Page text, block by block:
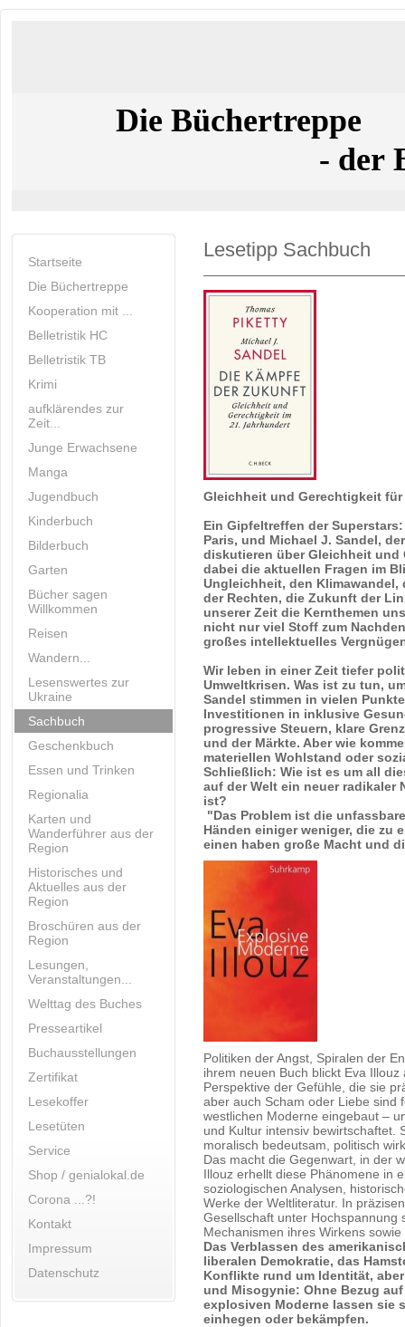
Die Büchertreppe
- der
Startseite
Die Büchertreppe
Kooperation mit ...
Belletristik HC
Belletristik TB
Krimi
aufklärendes zur
Zeit...
Junge Erwachsene
Manga
Jugendbuch
Kinderbuch
Bilderbuch
Garten
Bücher sagen
Willkommen
Reisen
Wandern...
Lesenswertes zur
Ukraine
Sachbuch
Geschenkbuch
Essen und Trinken
Regionalia
Karten und
Wanderführer aus der
Region
Historisches und
Aktuelles aus der
Region
Broschüren aus der
Region
Lesungen,
Veranstaltungen...
Welttag des Buches
Presseartikel
Buchausstellungen
Zertifikat
Lesekoffer
Lesetüten
Service
Shop / genialokal.de
Corona ...?!
Kontakt
Impressum
Datenschutz
Lesetipp Sachbuch
Gleichheit und Gerechtigkeit
Ein Gipfeltreffen der
Paris, und Michael J. Sandel,
diskutieren über Gleichheit und
dabei die aktuellen Fragen im
Ungleichheit, den
der Rechten, die Zukunft der
unserer Zeit die Kernthemen
nicht nur viel Stoff zum
großes intellektuelles
Wir leben in einer Zeit tiefer
Umweltkrisen. Was ist zu tun,
Sandel stimmen in vielen
Investitionen in inklusive
progressive Steuern, klare
und der Märkte. Aber wie
materiellen Wohlstand oder
Schließlich: Wie ist es um all
auf der Welt ein neuer radikaler
ist?
"Das Problem ist die
Händen einiger weniger, die zu
einen haben große Macht und
Politiken der Angst, Spiralen der
ihrem neuen Buch blickt Eva
Perspektive der Gefühle, die sie
aber auch Scham oder Liebe sind
westlichen Moderne eingebaut –
und Kultur intensiv bewirtschaftet.
moralisch bedeutsam, politisch
Das macht die Gegenwart, in der
Illouz erhellt diese Phänomene in
soziologischen Analysen,
Werke der Weltliteratur. In
Gesellschaft unter Hochspannung
Mechanismen ihres Wirkens
Das Verblassen des
liberalen Demokratie, das
Konflikte rund um Identität,
und Misogynie: Ohne Bezug
explosiven Moderne lassen sie
einhegen oder bekämpfen.